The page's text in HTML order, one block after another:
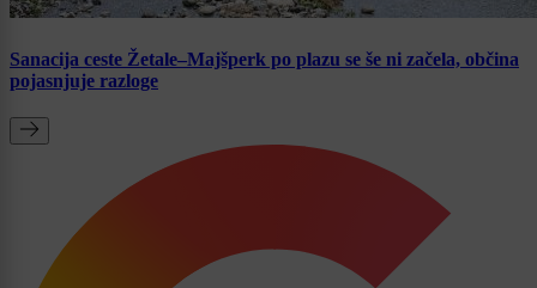
Sanacija ceste Žetale–Majšperk po plazu se še ni začela, občina
pojasnjuje razloge